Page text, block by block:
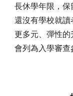
長休學年限，
還沒有學校就
更多元、彈性
會列為入學審查